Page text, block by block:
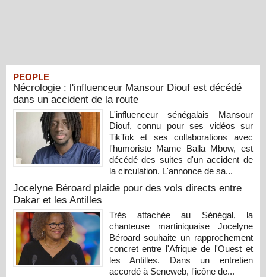
PEOPLE
Nécrologie : l'influenceur Mansour Diouf est décédé
dans un accident de la route
L'influenceur sénégalais Mansour
Diouf, connu pour ses vidéos sur
TikTok et ses collaborations avec
l'humoriste Mame Balla Mbow, est
décédé des suites d'un accident de
la circulation. L'annonce de sa...
Jocelyne Béroard plaide pour des vols directs entre
Dakar et les Antilles
Très attachée au Sénégal, la
chanteuse martiniquaise Jocelyne
Béroard souhaite un rapprochement
concret entre l'Afrique de l'Ouest et
les Antilles. Dans un entretien
accordé à Seneweb, l'icône de...